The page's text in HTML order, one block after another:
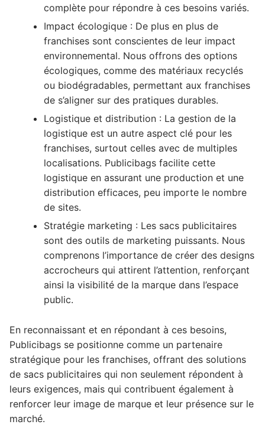
complète pour répondre à ces besoins variés.
Impact écologique : De plus en plus de
franchises sont conscientes de leur impact
environnemental. Nous offrons des options
écologiques, comme des matériaux recyclés
ou biodégradables, permettant aux franchises
de s’aligner sur des pratiques durables.
Logistique et distribution : La gestion de la
logistique est un autre aspect clé pour les
franchises, surtout celles avec de multiples
localisations. Publicibags facilite cette
logistique en assurant une production et une
distribution efficaces, peu importe le nombre
de sites.
Stratégie marketing : Les sacs publicitaires
sont des outils de marketing puissants. Nous
comprenons l’importance de créer des designs
accrocheurs qui attirent l’attention, renforçant
ainsi la visibilité de la marque dans l’espace
public.
En reconnaissant et en répondant à ces besoins,
Publicibags se positionne comme un partenaire
stratégique pour les franchises, offrant des solutions
de sacs publicitaires qui non seulement répondent à
leurs exigences, mais qui contribuent également à
renforcer leur image de marque et leur présence sur le
marché.